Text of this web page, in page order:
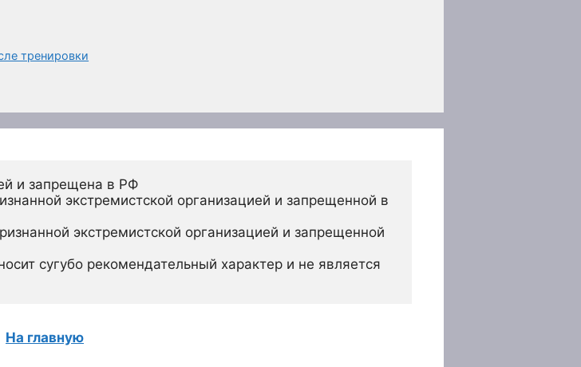
тренировки
и запрещена в РФ
экстремистской организацией и запрещенной в
экстремистской организацией и запрещенной
сугубо рекомендательный характер и не является
На главную